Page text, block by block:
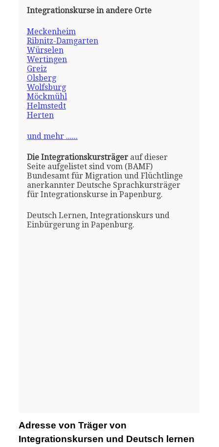
Integrationskurse in andere Orte
Meckenheim
Ribnitz-Damgarten
Würselen
Wertingen
Greiz
Olsberg
Wolfsburg
Möckmühl
Helmstedt
Herten
und mehr ......
Die Integrationskursträgerauf dieser
Seite aufgelistet sind vom (BAMF)
Bundesamt für Migration und Flüchtlinge
anerkannter Deutsche Sprachkursträger
für Integrationskurse in Papenburg.
Deutsch Lernen, Integrationskurs und
Einbürgerung in Papenburg.
Adresse von Träger von
Integrationskursen und Deutsch lernen